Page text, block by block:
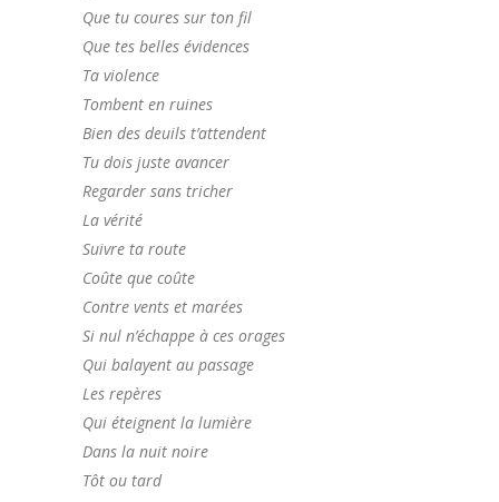
Que tu coures sur ton fil
Que tes belles évidences
Ta violence
Tombent en ruines
Bien des deuils t’attendent
Tu dois juste avancer
Regarder sans tricher
La vérité
Suivre ta route
Coûte que coûte
Contre vents et marées
Si nul n’échappe à ces orages
Qui balayent au passage
Les repères
Qui éteignent la lumière
Dans la nuit noire
Tôt ou tard